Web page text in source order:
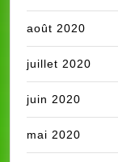
août 2020
juillet 2020
juin 2020
mai 2020